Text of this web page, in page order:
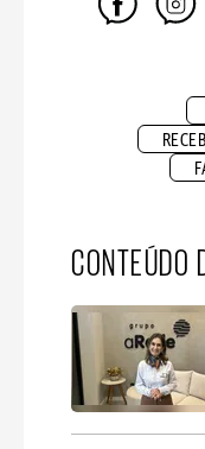
CONTEÚDO